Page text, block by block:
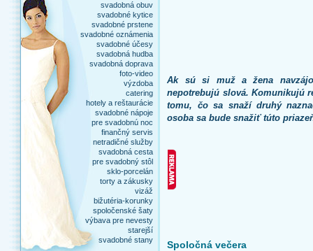
svadobná obuv
svadobné kytice
svadobné prstene
svadobné oznámenia
svadobné účesy
svadobná hudba
svadobná doprava
foto-video
výzdoba
catering
hotely a reštaurácie
svadobné nápoje
pre svadobnú noc
finančný servis
netradičné služby
svadobná cesta
pre svadobný stôl
sklo-porcelán
torty a zákusky
vizáž
bižutéria-korunky
spoločenské šaty
výbava pre nevesty
starejší
svadobné stany
Ak sú si muž a žena
nepotrebujú slová. Komunikujú
tomu, čo sa snaží druhý
osoba sa bude snažiť túto
Spoločná večera